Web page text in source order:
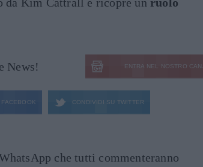
News! ENTRA NEL NOSTRO
FACEBOOK CONDIVIDI SU TWITTER
che tutti commenteranno